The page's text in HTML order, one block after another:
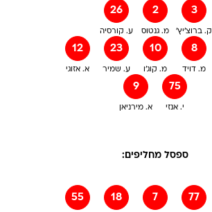
26
ע. קורסיה
2
מ. גנטוס
3
ק. ברוצ'יץ'
12
א. אזוגי
23
ע. שמיר
10
מ. קוג'ו
8
מ. דויד
9
א. מירניאן
75
י. אנזי
ספסל מחליפים:
55 18 7 77